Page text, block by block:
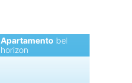
Apartamento bel
horizon